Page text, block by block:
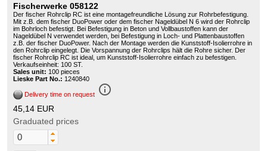
Fischerwerke 058122
Der fischer Rohrclip RC ist eine montagefreundliche Lösung zur Rohrbefestigung.
Mit z.B. dem fischer DuoPower oder dem fischer Nageldübel N 6 wird der Rohrclip
im Bohrloch befestigt. Bei Befestigung in Beton und Vollbaustoffen kann der
Nageldübel N verwendet werden, bei Befestigung in Loch- und Plattenbaustoffen
z.B. der fischer DuoPower. Nach der Montage werden die Kunststoff-Isolierrohre in
den Rohrclip eingelegt. Die Vorspannung der Rohrclips hält die Rohre sicher. Der
fischer Rohrclip RC ist ideal, um Kunststoff-Isolierrohre einfach zu befestigen.
Verkaufseinheit: 100 ST.
Sales unit: 100 pieces
Lieske Part No.: 1240840
Delivery time on request info_outline
45,14 EUR
Graduated prices